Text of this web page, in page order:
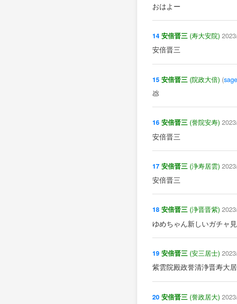
おはよー
14 安倍晋三 (寿大安院)
安倍晋三
15 安倍晋三 (院政大倍) (sage
💩
16 安倍晋三 (誉院安寿)
安倍晋三
17 安倍晋三 (浄寿居雲)
安倍晋三
18 安倍晋三 (浄晋晋紫)
ゆめちゃん新しいガチャ
19 安倍晋三 (安三居士)
紫雲院殿政誉清浄晋寿大
20 安倍晋三 (誉政居大)